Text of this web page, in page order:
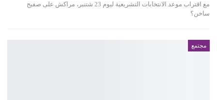
مع اقتراب موعد الانتخابات التشريعية ليوم 23 شتنبر، مراكش على صفيح
ساخن؟
مجتمع